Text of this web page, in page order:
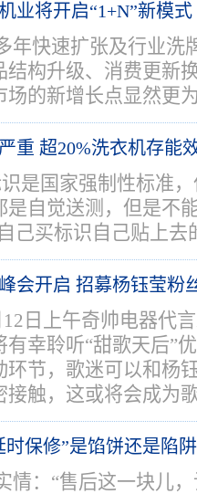
业将开启“1+N”新模式
年快速扩张及行业洗
结构升级、消费更新
的新增长点显然更
重 超20%洗衣机存能
是国家强制性标准
是自觉送测，但是不
己买标识自己贴上去
会开启 招募杨钰莹粉
日上午奇帅电器代
幸聆听“甜歌天后”
环节，歌迷可以和杨
接触，这或将会成为
时保修”是馅饼还是陷
情：“售后这一块儿